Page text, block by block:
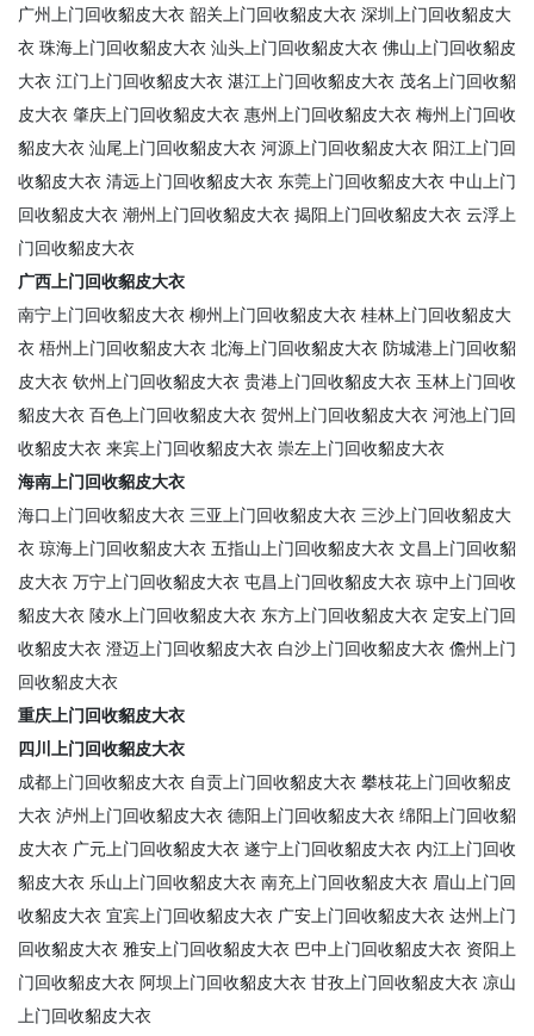
广州上门回收貂皮大衣 韶关上门回收貂皮大衣 深圳上门回收貂皮大
衣 珠海上门回收貂皮大衣 汕头上门回收貂皮大衣 佛山上门回收貂皮
大衣 江门上门回收貂皮大衣 湛江上门回收貂皮大衣 茂名上门回收貂
皮大衣 肇庆上门回收貂皮大衣 惠州上门回收貂皮大衣 梅州上门回收
貂皮大衣 汕尾上门回收貂皮大衣 河源上门回收貂皮大衣 阳江上门回
收貂皮大衣 清远上门回收貂皮大衣 东莞上门回收貂皮大衣 中山上门
回收貂皮大衣 潮州上门回收貂皮大衣 揭阳上门回收貂皮大衣 云浮上
门回收貂皮大衣
广西上门回收貂皮大衣
南宁上门回收貂皮大衣 柳州上门回收貂皮大衣 桂林上门回收貂皮大
衣 梧州上门回收貂皮大衣 北海上门回收貂皮大衣 防城港上门回收貂
皮大衣 钦州上门回收貂皮大衣 贵港上门回收貂皮大衣 玉林上门回收
貂皮大衣 百色上门回收貂皮大衣 贺州上门回收貂皮大衣 河池上门回
收貂皮大衣 来宾上门回收貂皮大衣 崇左上门回收貂皮大衣
海南上门回收貂皮大衣
海口上门回收貂皮大衣 三亚上门回收貂皮大衣 三沙上门回收貂皮大
衣 琼海上门回收貂皮大衣 五指山上门回收貂皮大衣 文昌上门回收貂
皮大衣 万宁上门回收貂皮大衣 屯昌上门回收貂皮大衣 琼中上门回收
貂皮大衣 陵水上门回收貂皮大衣 东方上门回收貂皮大衣 定安上门回
收貂皮大衣 澄迈上门回收貂皮大衣 白沙上门回收貂皮大衣 儋州上门
回收貂皮大衣
重庆上门回收貂皮大衣
四川上门回收貂皮大衣
成都上门回收貂皮大衣 自贡上门回收貂皮大衣 攀枝花上门回收貂皮
大衣 泸州上门回收貂皮大衣 德阳上门回收貂皮大衣 绵阳上门回收貂
皮大衣 广元上门回收貂皮大衣 遂宁上门回收貂皮大衣 内江上门回收
貂皮大衣 乐山上门回收貂皮大衣 南充上门回收貂皮大衣 眉山上门回
收貂皮大衣 宜宾上门回收貂皮大衣 广安上门回收貂皮大衣 达州上门
回收貂皮大衣 雅安上门回收貂皮大衣 巴中上门回收貂皮大衣 资阳上
门回收貂皮大衣 阿坝上门回收貂皮大衣 甘孜上门回收貂皮大衣 凉山
上门回收貂皮大衣